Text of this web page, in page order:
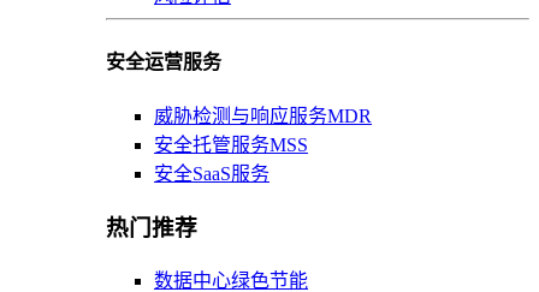
安全运营服务
威胁检测与响应服务MDR
安全托管服务MSS
安全SaaS服务
热门推荐
数据中心绿色节能